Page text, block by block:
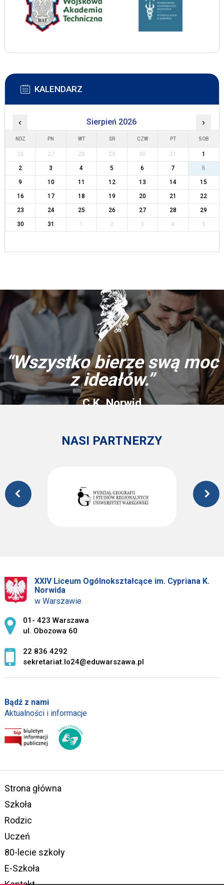
KALENDARZ
‹ Sierpień 2026 ›
NDZ PN WT ŚR CZW PT SOB
26 27 28 29 30 31
1
2
3 4 5 6 7
8
9
10 11 12 13 14
15
16
17 18 19 20 21
22
23
24 25 26 27 28
29
30
31 1 2 3 4 5
“Wszystko bierze swą moc
z ideałów.”
C.K. Norwid
NASI PARTNERZY
XXIV Liceum Ogólnokształcące im. Cypriana K.
Norwida
w Warszawie
Adres pocztowy:
01- 423 Warszawa
ul. Obozowa 60
22 836 4292
sekretariat.lo24@eduwarszawa.pl
Bądź z nami
Aktualności i informacje
Strona główna
Szkoła
Rodzic
Uczeń
80-lecie szkoły
E-Szkoła